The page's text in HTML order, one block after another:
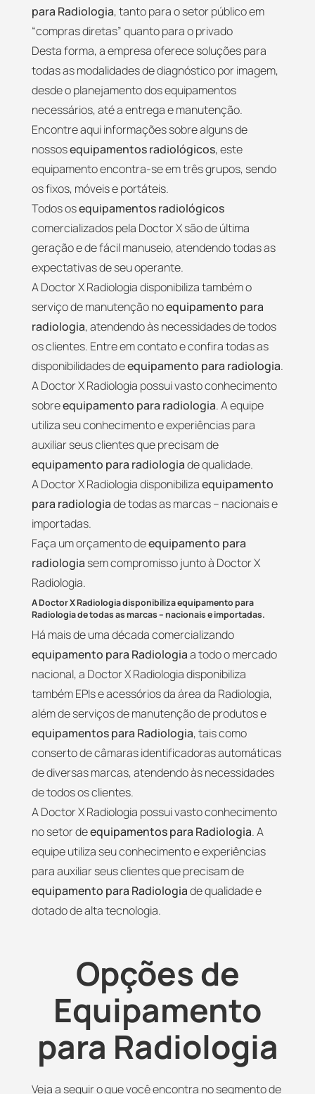
para Radiologia, tanto para o setor público em
“compras diretas” quanto para o privado
Desta forma, a empresa oferece soluções para
todas as modalidades de diagnóstico por imagem,
desde o planejamento dos equipamentos
necessários, até a entrega e manutenção.
Encontre aqui informações sobre alguns de
nossosequipamentos radiológicos, este
equipamento encontra-se em três grupos, sendo
os fixos, móveis e portáteis.
Todos osequipamentos radiológicos
comercializados pela Doctor X são de última
geração e de fácil manuseio, atendendo todas as
expectativas de seu operante.
A Doctor X Radiologia disponibiliza também o
serviço de manutenção noequipamento para
radiologia, atendendo às necessidades de todos
os clientes. Entre em contato e confira todas as
disponibilidades deequipamento para radiologia.
A Doctor X Radiologia possui vasto conhecimento
sobreequipamento para radiologia. A equipe
utiliza seu conhecimento e experiências para
auxiliar seus clientes que precisam de
equipamento para radiologiade qualidade.
A Doctor X Radiologia disponibilizaequipamento
para radiologiade todas as marcas – nacionais e
importadas.
Faça um orçamento deequipamento para
radiologia sem compromisso junto à Doctor X
Radiologia.
A Doctor X Radiologia disponibiliza equipamento para
Radiologia de todas as marcas – nacionais e importadas.
Há mais de uma década comercializando
equipamento para Radiologiaa todo o mercado
nacional, a Doctor X Radiologia disponibiliza
também EPIs e acessórios da área da Radiologia,
além de serviços de manutenção de produtos e
equipamentos para Radiologia, tais como
conserto de câmaras identificadoras automáticas
de diversas marcas, atendendo às necessidades
de todos os clientes.
A Doctor X Radiologia possui vasto conhecimento
no setor deequipamentos para Radiologia. A
equipe utiliza seu conhecimento e experiências
para auxiliar seus clientes que precisam de
equipamento para Radiologiade qualidade e
dotado de alta tecnologia.
Opções de
Equipamento
para Radiologia
Veja a seguir o que você encontra no segmento de